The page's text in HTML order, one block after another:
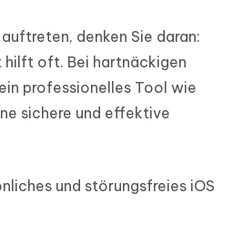
denken Sie daran:
hilft oft. Bei hartnäckigen
professionelles Tool wie
sichere und effektive
und störungsfreies iOS